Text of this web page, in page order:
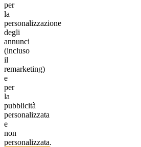
per
la
personalizzazione
degli
annunci
(incluso
il
remarketing)
e
per
la
pubblicità
personalizzata
e
non
personalizzata.